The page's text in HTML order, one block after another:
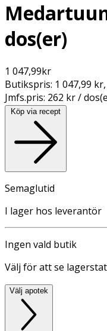
dos(er)
1 047,99kr
Butikspris: 1 047,99 kr,
Jmfs.pris: 262 kr /
Köp via recept
Semaglutid
I lager hos leverantör
Ingen vald butik
Välj för att se
Välj apotek